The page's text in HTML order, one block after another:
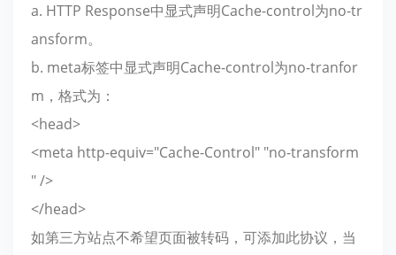
a. HTTP Response中显式声明Cache-control为no-tr
ansform。
b. meta标签中显式声明Cache-control为no-tranfor
m，格式为：
<head>
<meta http-equiv="Cache-Control" "no-transform
" />
</head>
如第三方站点不希望页面被转码，可添加此协议，当